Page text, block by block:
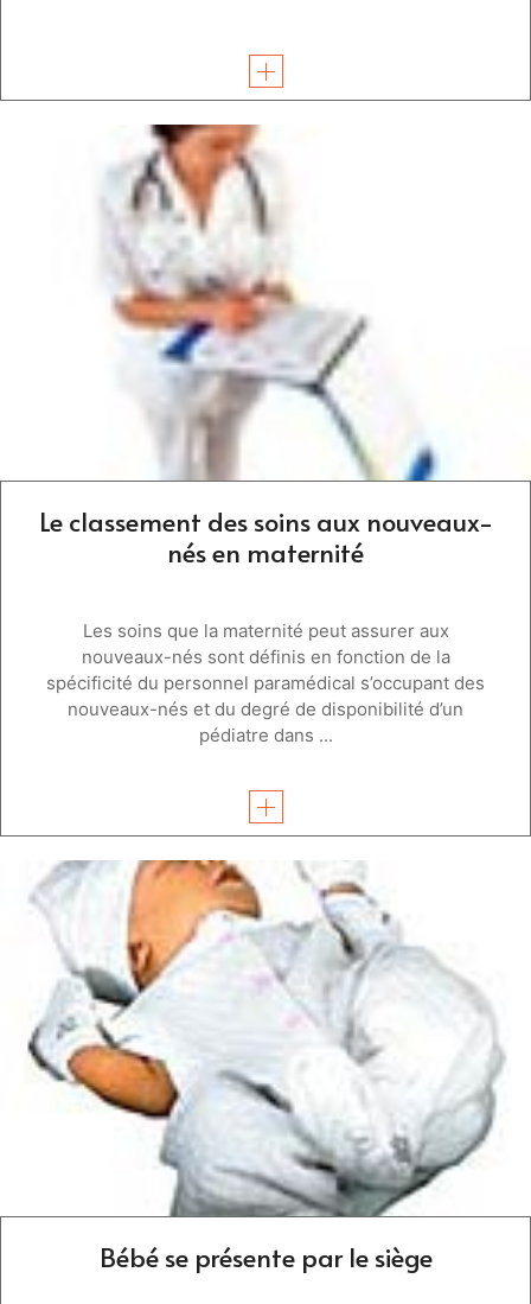
Le classement des soins aux nouveaux-
nés en maternité
Les soins que la maternité peut assurer aux
nouveaux-nés sont définis en fonction de la
spécificité du personnel paramédical s’occupant des
nouveaux-nés et du degré de disponibilité d’un
pédiatre dans ...
Bébé se présente par le siège